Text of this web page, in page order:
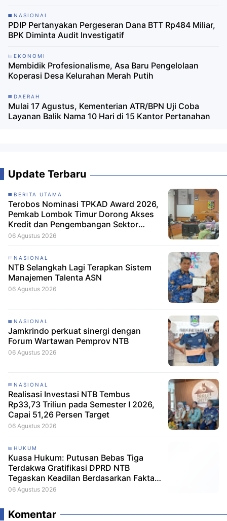
NASIONAL
PDIP Pertanyakan Pergeseran Dana BTT Rp484 Miliar,
BPK Diminta Audit Investigatif ‎
EKONOMI
Membidik Profesionalisme, Asa Baru Pengelolaan
Koperasi Desa Kelurahan Merah Putih
DAERAH
Mulai 17 Agustus, Kementerian ATR/BPN Uji Coba
Layanan Balik Nama 10 Hari di 15 Kantor Pertanahan
Update Terbaru
BERITA UTAMA
Terobos Nominasi TPKAD Award 2026,
Pemkab Lombok Timur Dorong Akses
Kredit dan Pengembangan Sektor
Porang
06 Agustus 2026
NASIONAL
NTB Selangkah Lagi Terapkan Sistem
Manajemen Talenta ASN
06 Agustus 2026
NASIONAL
Jamkrindo perkuat sinergi dengan
Forum Wartawan Pemprov NTB
06 Agustus 2026
NASIONAL
Realisasi Investasi NTB Tembus
Rp33,73 Triliun pada Semester I 2026,
Capai 51,26 Persen Target
06 Agustus 2026
HUKUM
Kuasa Hukum: Putusan Bebas Tiga
Terdakwa Gratifikasi DPRD NTB
Tegaskan Keadilan Berdasarkan Fakta
Persidangan
06 Agustus 2026
Komentar